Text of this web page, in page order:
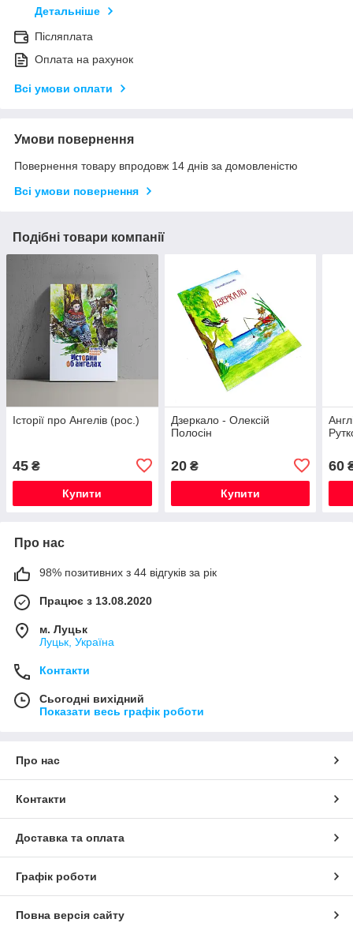
Детальніше
Післяплата
Оплата на рахунок
Всі умови оплати
Умови повернення
Повернення товару впродовж 14 днів за домовленістю
Всі умови повернення
Подібні товари компанії
Історії про Ангелів (рос.)
45 ₴
Купити
Дзеркало - Олексій
Полосін
20₴
Купити
60
Про нас
98% позитивних з 44 відгуків за рік
Працює з 13.08.2020
м. Луцьк
Луцьк, Україна
Контакти
Сьогодні вихідний
Показати весь графік роботи
Про нас
Контакти
Доставка та оплата
Графік роботи
Повна версія сайту